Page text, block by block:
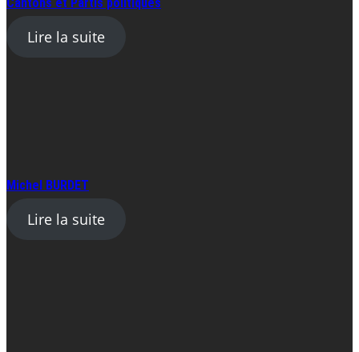
Lire la suite
Michel BURDET
Lire la suite